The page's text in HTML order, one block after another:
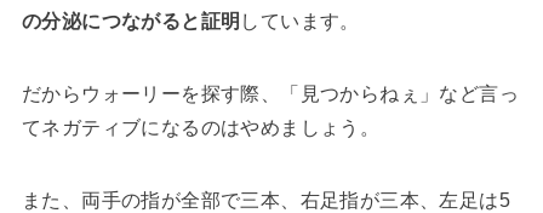
の分泌につながると証明 しています。
だからウォーリーを探す際、「見つからねぇ」など言っ
てネガティブになるのはやめましょう。
また、両手の指が全部で三本、右足指が三本、左足は5